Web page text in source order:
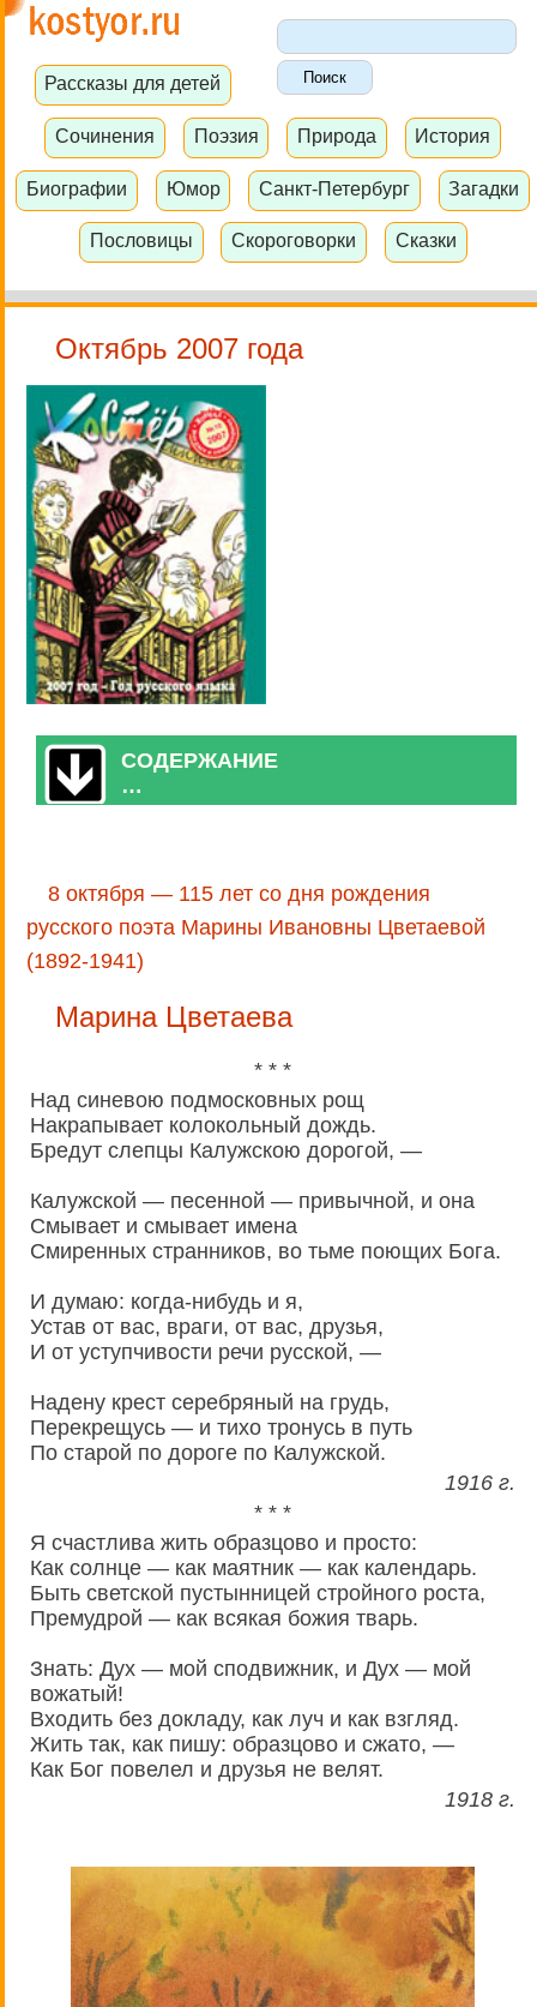
Рассказы для детей
Сочинения Поэзия Природа История
Биографии Юмор Санкт-Петербург Загадки
Пословицы Скороговорки Сказки
Октябрь 2007 года
СОДЕРЖАНИЕ
…
8 октября — 115 лет со дня рождения
русского поэта Марины Ивановны Цветаевой
(1892-1941)
Марина Цветаева
* * *
Нaд синевою подмосковных рощ
Накрапывает колокольный дождь.
Бредут слепцы Калужскою дорогой, —
Калужской — песенной — привычной, и она
Смывает и смывает имена
Смиренных странников, во тьме поющих Бога.
И думаю: когда-нибудь и я,
Устав от вас, враги, от вас, друзья,
И от уступчивости речи русской, —
Надену крест серебряный на грудь,
Перекрещусь — и тихо тронусь в путь
По старой по дороге по Калужской.
1916 г.
* * *
Я счастлива жить образцово и просто:
Как солнце — как маятник — как календарь.
Быть светской пустынницей стройного роста,
Премудрой — как всякая божия тварь.
Знать: Дух — мой сподвижник, и Дух — мой
вожатый!
Входить без докладу, как луч и как взгляд.
Жить так, как пишу: образцово и сжато, —
Как Бог повелел и друзья не велят.
1918 г.